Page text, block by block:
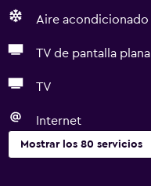
Aire acondicionado
TV de pantalla plana
TV
Internet
Mostrar los 80 servicios